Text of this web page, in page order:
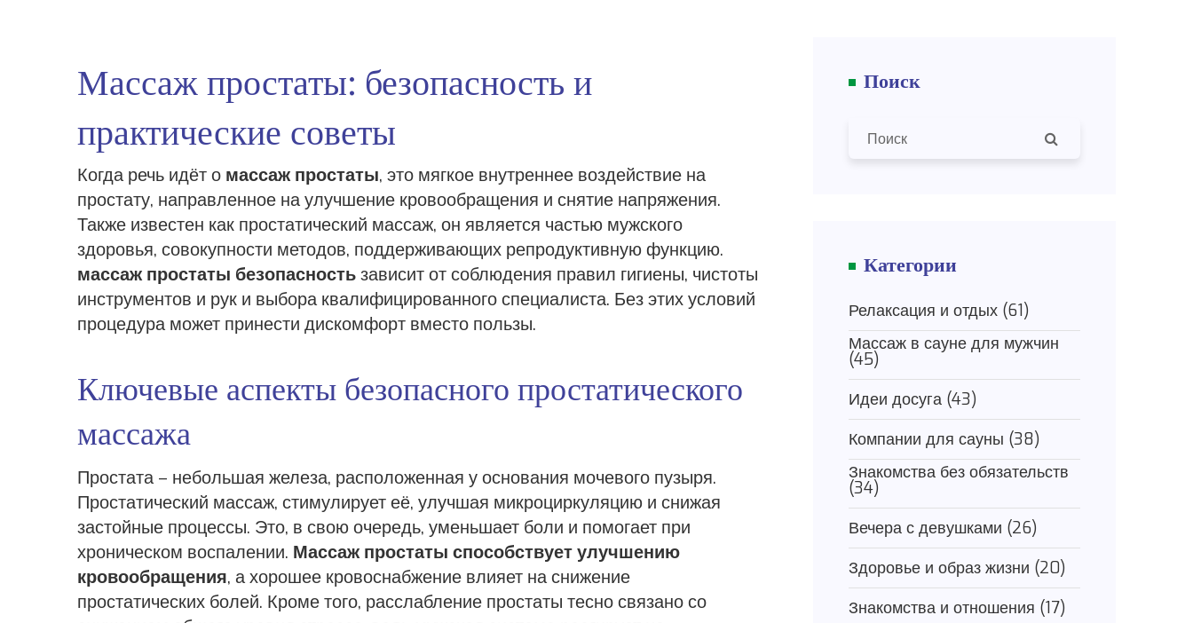
Массаж простаты: безопасность и
практические советы
Когда речь идёт о массаж простаты, это мягкое внутреннее воздействие на
простату, направленное на улучшение кровообращения и снятие напряжения.
Также известен как простатический массаж, он является частью мужского
здоровья, совокупности методов, поддерживающих репродуктивную функцию.
массаж простаты безопасностьзависит от соблюдения правил гигиены, чистоты
инструментов и рук и выбора квалифицированного специалиста. Без этих условий
процедура может принести дискомфорт вместо пользы.
Ключевые аспекты безопасного простатического
массажа
Простата – небольшая железа, расположенная у основания мочевого пузыря.
Простатический массаж, стимулирует её, улучшая микроциркуляцию и снижая
застойные процессы. Это, в свою очередь, уменьшает боли и помогает при
хроническом воспалении. Массаж простаты способствует улучшению
кровообращения, а хорошее кровоснабжение влияет на снижение
простатических болей. Кроме того, расслабление простаты тесно связано со
Поиск
Категории
Релаксация и отдых (61)
Массаж в сауне для мужчин
(45)
Идеи досуга (43)
Компании для сауны (38)
Знакомства без обязательств
(34)
Вечера с девушками (26)
Здоровье и образ жизни (20)
Знакомства и отношения (17)